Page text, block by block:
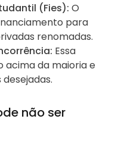
(Fies): O
para
renomadas.
Essa
acima da maioria e
não ser